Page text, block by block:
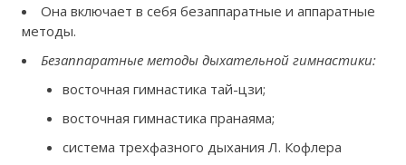
Она включает в себя безаппаратные и аппаратные
методы.
Безаппаратные методы дыхательной гимнастики:
восточная гимнастика тай-цзи;
восточная гимнастика пранаяма;
система трехфазного дыхания Л. Кофлера